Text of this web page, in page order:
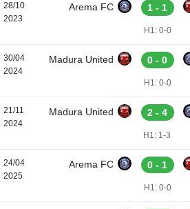
28/10
2023
Arema FC 1 - 1
H1: 0-0
30/04
2024
Madura United 0 - 0
H1: 0-0
21/11
2024
Madura United 2 - 4
H1: 1-3
24/04
2025
Arema FC 0 - 1
H1: 0-0